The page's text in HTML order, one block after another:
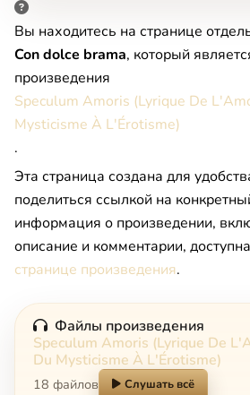
Вы находитесь на странице
Con dolce brama, который
произведения
Speculum Amoris (Lyrique De
Mysticisme À L'Érotisme)
.
Эта страница создана для
поделиться ссылкой на
информация о произведении,
описание и комментарии,
странице произведения.
Файлы произведения
Speculum Amoris (Lyrique De
Du Mysticisme À L'Érotisme)
18 файлов Слушать всё